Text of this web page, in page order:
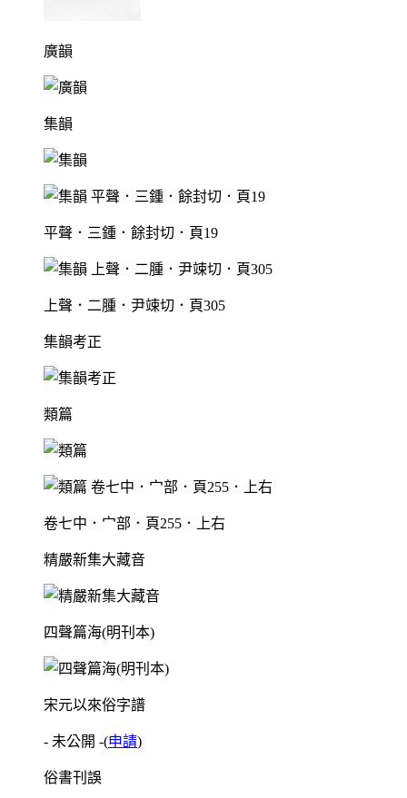
廣韻
集韻
平聲．三鍾．餘封切．頁19
上聲．二腫．尹竦切．頁305
集韻考正
類篇
卷七中．宀部．頁255．上右
精嚴新集大藏音
四聲篇海(明刊本)
宋元以來俗字譜
- 未公開 -(申請)
俗書刊誤